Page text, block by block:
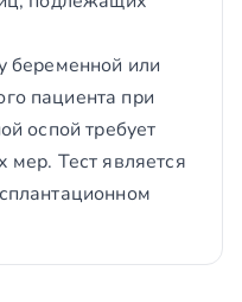
беременной или
пациента при
оспой требует
мер. Тест является